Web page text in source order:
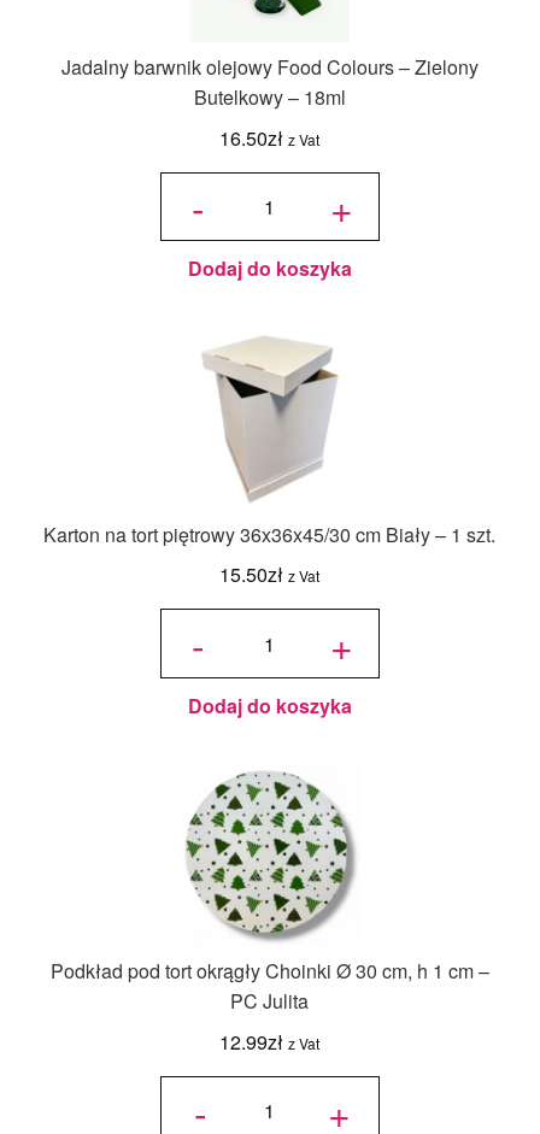
Jadalny barwnik olejowy Food Colours – Zielony
Butelkowy – 18ml
16.50zł z Vat
-
ilość
olejowy
Food
Colours -
Zielony
Butelkowy
+
Dodaj do koszyka
Karton na tort piętrowy 36x36x45/30 cm Biały – 1 szt.
15.50zł z Vat
-
ilość Karton
36x36x45/30
cm Biały - 1
szt. +
Dodaj do koszyka
Podkład pod tort okrągły Choinki Ø 30 cm, h 1 cm –
PC Julita
12.99zł z Vat
-
ilość
okrągły
Choinki +